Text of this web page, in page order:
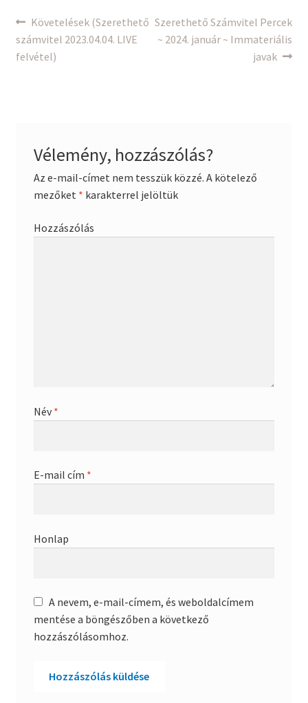
Bejegyzés
navigáció
Previous
post:
Követelések (Szerethető
számvitel 2023.04.04. LIVE
felvétel)
Next
post:
Szerethető Számvitel Percek
~ 2024. január ~ Immateriális
javak
Vélemény, hozzászólás?
Az e-mail-címet nem tesszük közzé. A kötelező
mezőket * karakterrel jelöltük
Hozzászólás
Név *
E-mail cím *
Honlap
A nevem, e-mail-címem, és weboldalcímem
mentése a böngészőben a következő
hozzászólásomhoz.